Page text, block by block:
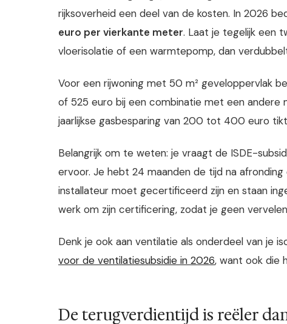
rijksoverheid een deel van de kosten. In 2026
euro per vierkante meter. Laat je tegelijk een
vloerisolatie of een warmtepomp, dan
Voor een rijwoning met 50 m² geveloppervlak
of 525 euro bij een combinatie met een
jaarlijkse gasbesparing van 200 tot 400 euro
Belangrijk om te weten: je vraagt de ISDE-
ervoor. Je hebt 24 maanden de tijd na
installateur moet gecertificeerd zijn en staan
werk om zijn certificering, zodat je geen
Denk je ook aan ventilatie als onderdeel van je
voor de ventilatiesubsidie in 2026, want ook die
De terugverdientijd is reëler